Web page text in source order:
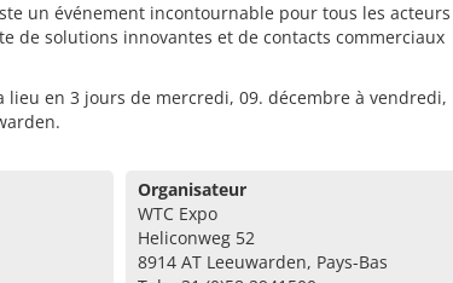
un événement incontournable pour tous les acteurs
de solutions innovantes et de contacts commerciaux
lieu en 3 jours de mercredi, 09. décembre à vendredi,
Organisateur
WTC Expo
Heliconweg 52
8914 AT Leeuwarden, Pays-Bas